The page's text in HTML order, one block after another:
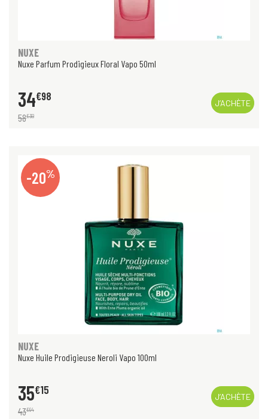
NUXE
Nuxe Parfum Prodigieux Floral Vapo 50ml
34€98
58€30
J’ACHÈTE
-20%
NUXE
Nuxe Huile Prodigieuse Neroli Vapo 100ml
35€15
43€94
J’ACHÈTE